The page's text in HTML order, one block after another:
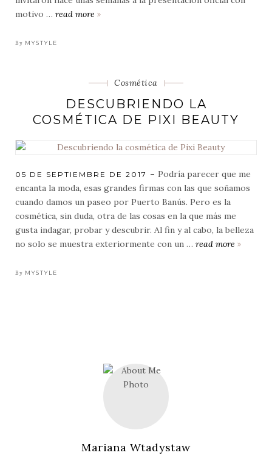
motivo … read more
By MYSTYLE
Categorias
Cosmética
DESCUBRIENDO LA
COSMÉTICA DE PIXI BEAUTY
POSTED
ON
05 DE SEPTIEMBRE DE 2017
Podría parecer que me
encanta la moda, esas grandes firmas con las que soñamos
cuando damos un paseo por Puerto Banús. Pero es la
cosmética, sin duda, otra de las cosas en la que más me
gusta indagar, probar y descubrir. Al fin y al cabo, la belleza
no solo se muestra exteriormente con un … read more
By MYSTYLE
Mariana Wtadystaw